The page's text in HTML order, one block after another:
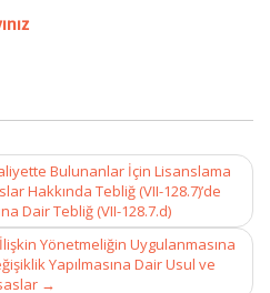
Bulunanlar İçin Lisanslama
Hakkında Tebliğ (VII-128.7)’de
Dair Tebliğ (VII-128.7.d)
İlişkin Yönetmeliğin Uygulanmasına
Yapılmasına Dair Usul ve
→